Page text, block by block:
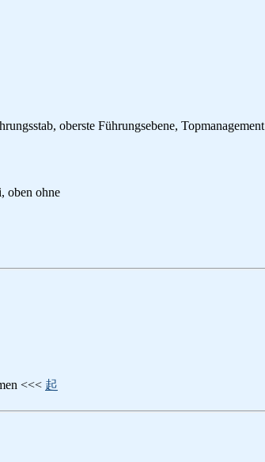
oberste Führungsebene, Topmanagement
oben ohne
<<< 起